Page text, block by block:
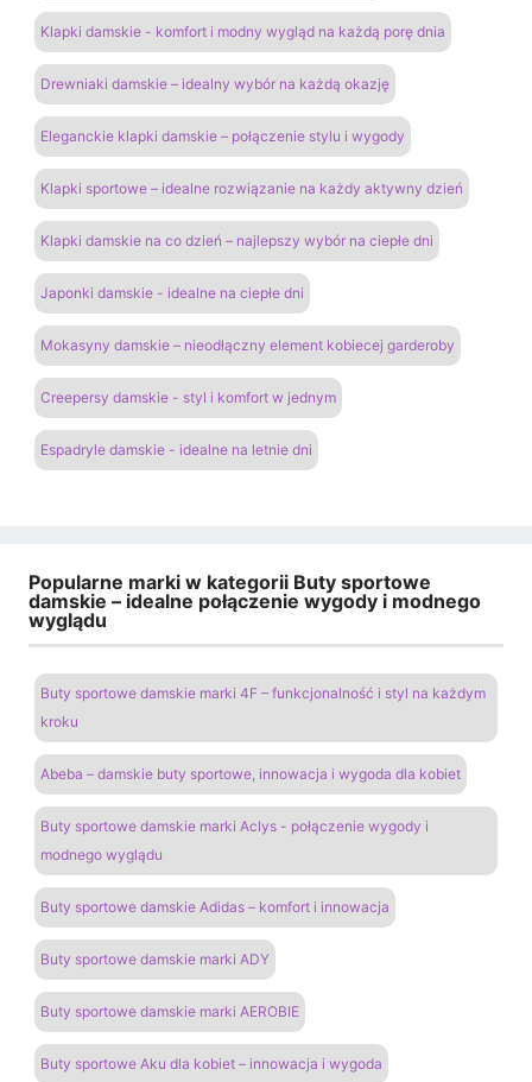
Klapki damskie - komfort i modny wygląd na każdą porę dnia
Drewniaki damskie – idealny wybór na każdą okazję
Eleganckie klapki damskie – połączenie stylu i wygody
Klapki sportowe – idealne rozwiązanie na każdy aktywny dzień
Klapki damskie na co dzień – najlepszy wybór na ciepłe dni
Japonki damskie - idealne na ciepłe dni
Mokasyny damskie – nieodłączny element kobiecej garderoby
Creepersy damskie - styl i komfort w jednym
Espadryle damskie - idealne na letnie dni
Popularne marki w kategorii Buty sportowe
damskie – idealne połączenie wygody i modnego
wyglądu
Buty sportowe damskie marki 4F – funkcjonalność i styl na każdym
kroku
Abeba – damskie buty sportowe, innowacja i wygoda dla kobiet
Buty sportowe damskie marki Aclys - połączenie wygody i
modnego wyglądu
Buty sportowe damskie Adidas – komfort i innowacja
Buty sportowe damskie marki ADY
Buty sportowe damskie marki AEROBIE
Buty sportowe Aku dla kobiet – innowacja i wygoda